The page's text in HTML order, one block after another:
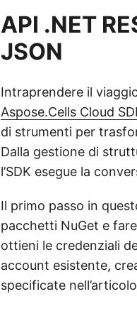
API .NET
JSON
Intraprendere il
Aspose.Cells Cloud
di strumenti per
Dalla gestione di
l’SDK esegue la
Il primo passo in
pacchetti NuGet e
ottieni le credenziali
account esistente,
specificate nell’articolo